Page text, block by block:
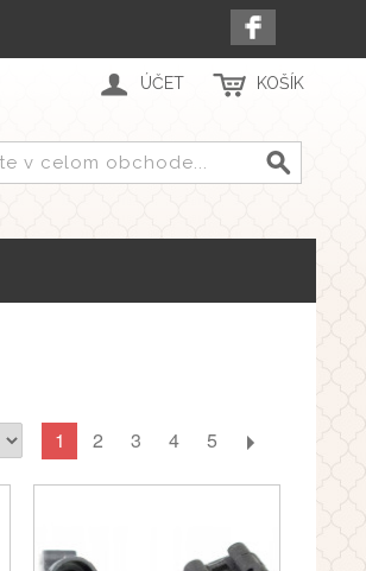
ÚČET KOŠÍK
1 2 3 4 5